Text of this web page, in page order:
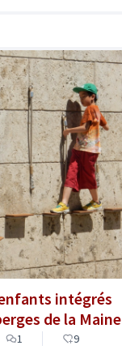
intégrés
de la Maine
1 9